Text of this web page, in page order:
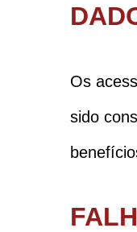
Os
sido